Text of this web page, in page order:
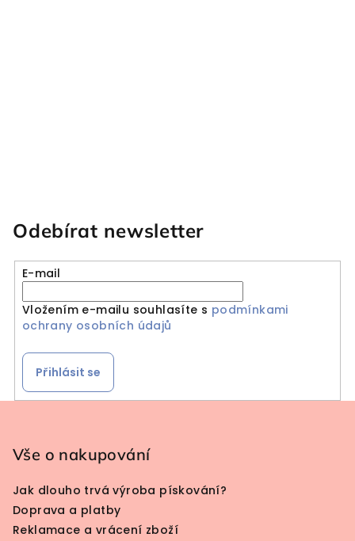
Odebírat newsletter
E-mail
Vložením e-mailu souhlasíte s podmínkami
ochrany osobních údajů
Přihlásit se
Vše o nakupování
Jak dlouho trvá výroba pískování?
Doprava a platby
Reklamace a vrácení zboží